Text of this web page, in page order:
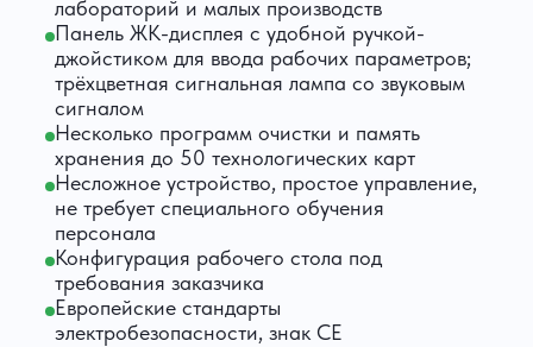
лабораторий и малых производств
Панель ЖК-дисплея с удобной ручкой-
джойстиком для ввода рабочих параметров;
трёхцветная сигнальная лампа со звуковым
сигналом
Несколько программ очистки и память
хранения до 50 технологических карт
Несложное устройство, простое управление,
не требует специального обучения
персонала
Конфигурация рабочего стола под
требования заказчика
Европейские стандарты
электробезопасности, знак СЕ